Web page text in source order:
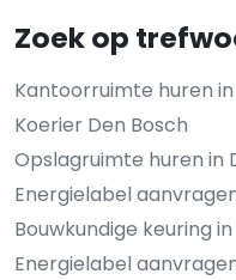
Zoek op
Kantoorruimte huren
Koerier Den Bosch
Opslagruimte huren in
Energielabel
Bouwkundige keuring
Energielabel